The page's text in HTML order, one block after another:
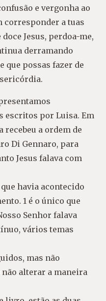
e vergonha ao
corresponder a tuas
Jesus, perdoa-me,
derramando
que possas fazer de
por Luisa. Em
recebeu a ordem de
Di Gennaro, para
Jesus falava com
havia acontecido
1 é o único que
Senhor falava
vários temas
mas não
alterar a maneira